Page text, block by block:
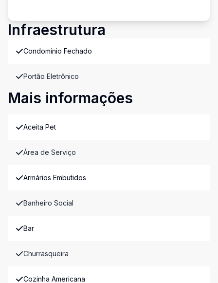
Infraestrutura
Condomínio Fechado
Portão Eletrônico
Mais informações
Aceita Pet
Área de Serviço
Armários Embutidos
Banheiro Social
Bar
Churrasqueira
Cozinha Americana